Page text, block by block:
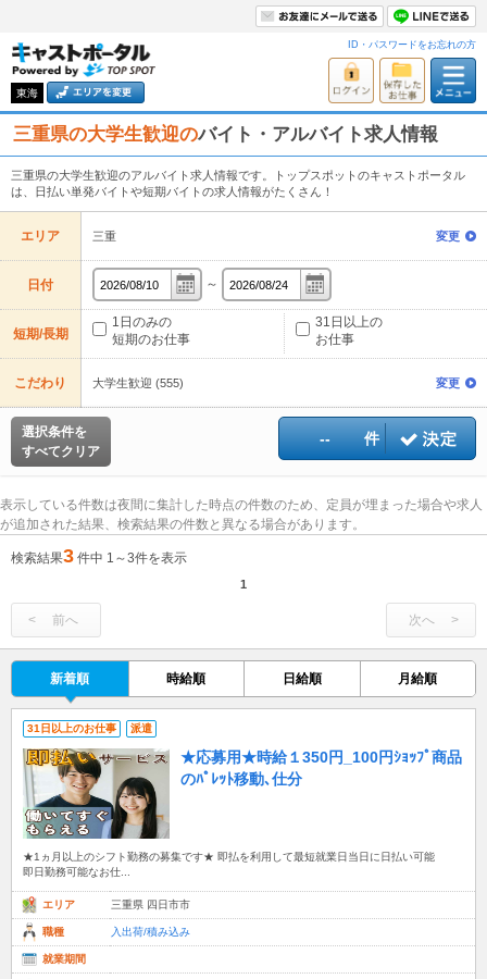
東海
ID・パスワードをお忘れの方
三重県の大学生歓迎のバイト・アルバイト求人情報
三重県の大学生歓迎のアルバイト求人情報です。トップスポットのキャストポータル
は、日払い単発バイトや短期バイトの求人情報がたくさん！
エリア 三重 変更
日付 ～
短期/長期
1日のみの
短期のお仕事
31日以上の
お仕事
こだわり 大学生歓迎 (555) 変更
選択条件を
すべてクリア
-- 件
表示している件数は夜間に集計した時点の件数のため、定員が埋まった場合や求人
が追加された結果、検索結果の件数と異なる場合があります。
検索結果3 件中 1～3件を表示
1
前へ 次へ
新着順 時給順 日給順 月給順
31日以上のお仕事 派遣
★応募用★時給１350円_100円ｼｮｯﾌﾟ商品
のﾊﾟﾚｯﾄ移動､仕分
★1ヵ月以上のシフト勤務の募集です★ 即払を利用して最短就業日当日に日払い可能
即日勤務可能なお仕...
エリア 三重県 四日市市
職種 入出荷/積み込み
就業期間